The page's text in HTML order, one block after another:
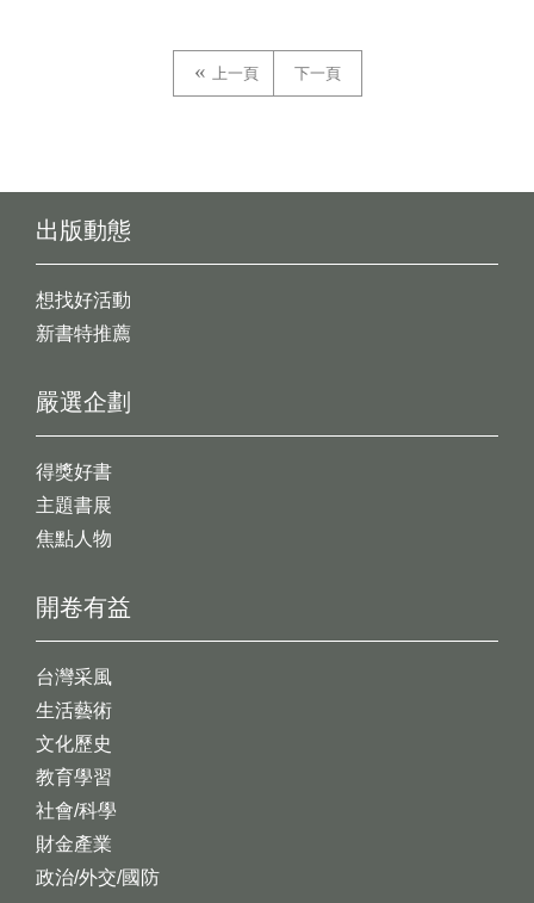
上一頁 下一頁
出版動態
想找好活動
新書特推薦
開卷有益
台灣采風
生活藝術
文化歷史
教育學習
社會/科學
財金產業
政治/外交/國防
嚴選企劃
得獎好書
主題書展
焦點人物